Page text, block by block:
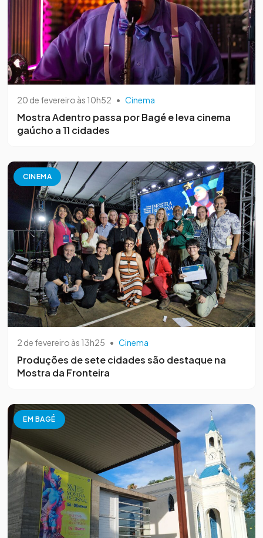
20 de fevereiro às 10h52 • Cinema
Mostra Adentro passa por Bagé e leva cinema
gaúcho a 11 cidades
CINEMA
2 de fevereiro às 13h25 • Cinema
Produções de sete cidades são destaque na
Mostra da Fronteira
EM BAGÉ